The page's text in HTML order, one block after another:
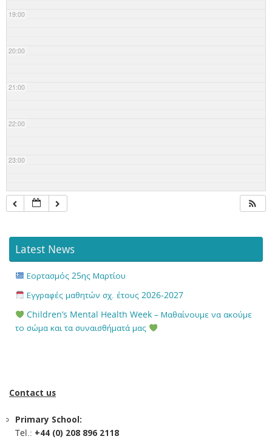
19:00
20:00
21:00
22:00
23:00
Latest News
Εορτασμός 25ης Μαρτίου
Εγγραφές μαθητών σχ. έτους 2026-2027
Children’s Mental Health Week – Μαθαίνουμε να ακούμε
το σώμα και τα συναισθήματά μας
Contact us
Primary School:
Tel.: +44 (0) 208 896 2118